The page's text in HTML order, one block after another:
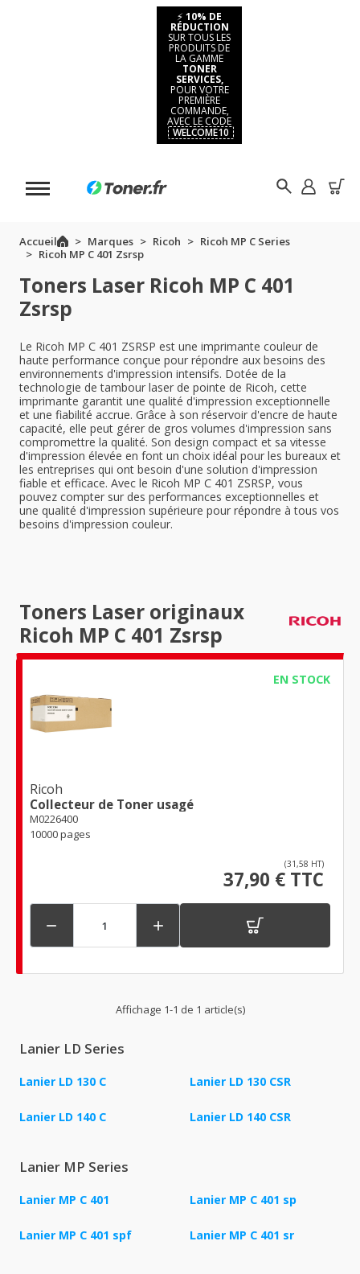
⚡ 10% DE
RÉDUCTION
SUR TOUS LES
PRODUITS DE
LA GAMME
TONER
SERVICES,
POUR VOTRE
PREMIÈRE
COMMANDE,
AVEC LE CODE
WELCOME10
Accueil Marques Ricoh
Ricoh MP C Series
Ricoh MP C 401 Zsrsp
Toners Laser Ricoh MP C 401
Zsrsp
Le Ricoh MP C 401 ZSRSP est une imprimante couleur de
haute performance conçue pour répondre aux besoins des
environnements d'impression intensifs. Dotée de la
technologie de tambour laser de pointe de Ricoh, cette
imprimante garantit une qualité d'impression exceptionnelle
et une fiabilité accrue. Grâce à son réservoir d'encre de haute
capacité, elle peut gérer de gros volumes d'impression sans
compromettre la qualité. Son design compact et sa vitesse
d'impression élevée en font un choix idéal pour les bureaux et
les entreprises qui ont besoin d'une solution d'impression
fiable et efficace. Avec le Ricoh MP C 401 ZSRSP, vous
pouvez compter sur des performances exceptionnelles et
une qualité d'impression supérieure pour répondre à tous vos
besoins d'impression couleur.
Toners Laser originaux
Ricoh MP C 401 Zsrsp
EN STOCK
Ricoh
Collecteur de Toner usagé
M0226400
10000 pages
(31,58 HT)
37,90 € TTC
 
Affichage 1-1 de 1 article(s)
Lanier LD Series
Lanier LD 130 C Lanier LD 130 CSR
Lanier LD 140 C Lanier LD 140 CSR
Lanier MP Series
Lanier MP C 401 Lanier MP C 401 sp
Lanier MP C 401 spf Lanier MP C 401 sr